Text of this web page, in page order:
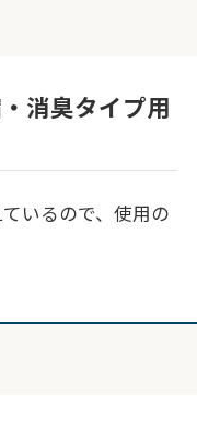
消臭タイプ用
いるので、使用の